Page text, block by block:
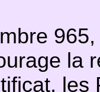
la
les